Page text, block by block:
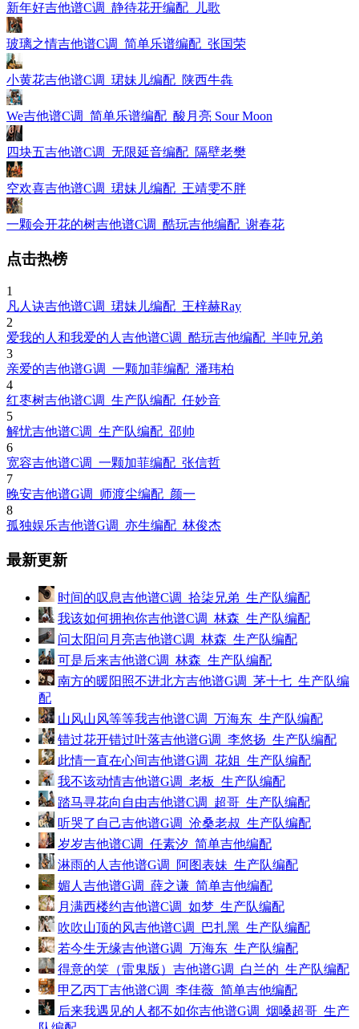
新年好吉他谱C调_静待花开编配_儿歌
玻璃之情吉他谱C调_简单乐谱编配_张国荣
小黄花吉他谱C调_珺妹儿编配_陕西牛犇
We吉他谱C调_简单乐谱编配_酸月亮 Sour Moon
四块五吉他谱C调_无限延音编配_隔壁老樊
空欢喜吉他谱C调_珺妹儿编配_王靖雯不胖
一颗会开花的树吉他谱C调_酷玩吉他编配_谢春花
点击热榜
1
凡人诀吉他谱C调_珺妹儿编配_王梓赫Ray
2
爱我的人和我爱的人吉他谱C调_酷玩吉他编配_半吨兄弟
3
亲爱的吉他谱G调_一颗加菲编配_潘玮柏
4
红枣树吉他谱C调_生产队编配_任妙音
5
解忧吉他谱C调_生产队编配_邵帅
6
宽容吉他谱C调_一颗加菲编配_张信哲
7
晚安吉他谱G调_师渡尘编配_颜一
8
孤独娱乐吉他谱G调_亦生编配_林俊杰
最新更新
时间的叹息吉他谱C调_拾柒兄弟_生产队编配
我该如何拥抱你吉他谱C调_林森_生产队编配
问太阳问月亮吉他谱C调_林森_生产队编配
可是后来吉他谱C调_林森_生产队编配
南方的暖阳照不进北方吉他谱G调_茅十七_生产队编
配
山风山风等等我吉他谱C调_万海东_生产队编配
错过花开错过叶落吉他谱G调_李悠扬_生产队编配
此情一直在心间吉他谱G调_花姐_生产队编配
我不该动情吉他谱G调_老板_生产队编配
踏马寻花向自由吉他谱C调_超哥_生产队编配
听哭了自己吉他谱G调_沧桑老叔_生产队编配
岁岁吉他谱C调_任素汐_简单吉他编配
淋雨的人吉他谱G调_阿图表妹_生产队编配
媚人吉他谱G调_薛之谦_简单吉他编配
月满西楼约吉他谱C调_如梦_生产队编配
吹吹山顶的风吉他谱C调_巴扎黑_生产队编配
若今生无缘吉他谱G调_万海东_生产队编配
得意的笑（雷鬼版）吉他谱G调_白兰的_生产队编配
甲乙丙丁吉他谱C调_李佳薇_简单吉他编配
后来我遇见的人都不如你吉他谱G调_烟嗓超哥_生产